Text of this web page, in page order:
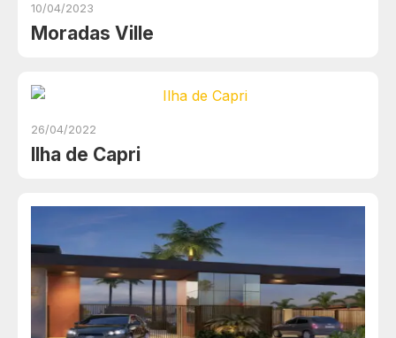
10/04/2023
Moradas Ville
26/04/2022
Ilha de Capri